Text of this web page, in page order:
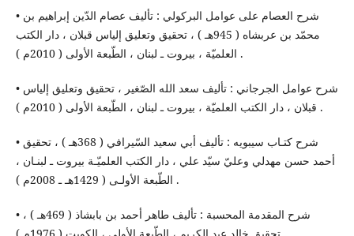
• شرح العصام على عوامل البركولي : تأليف عصام الدّين إبراهيم بن
محمّد بن عربشاه ( 945هـ ) ، تحقيق وتعليق إلياس قبلان ، دار الكتب
العلميّة ، بيروت ـ لبنان ، الطّبعة الأولى ( 2010م ) .
• شرح عوامل الجرجاني : تأليف سعد الله الصّغير ، تحقيق وتعليق إلياس
قبلان ، دار الكتب العلميّة ، بيروت ـ لبنان ، الطّبعة الأولى ( 2010م ) .
• شرح كتـاب سيبويه : تأليف أبي سعيد السّيرافي ( 368هـ ) ، تحقيق
أحمد حسن مهدلي وعليّ سيّد علي ، دار الكتب العلميّـة بيروت ـ لبنـان ،
الطّبعة الأولـى ( 1429هـ ـ 2008م ) .
• شرح المقدمة المحسبة : تأليف طاهر أحمد بن بابشاذ ( 469هـ ) ،